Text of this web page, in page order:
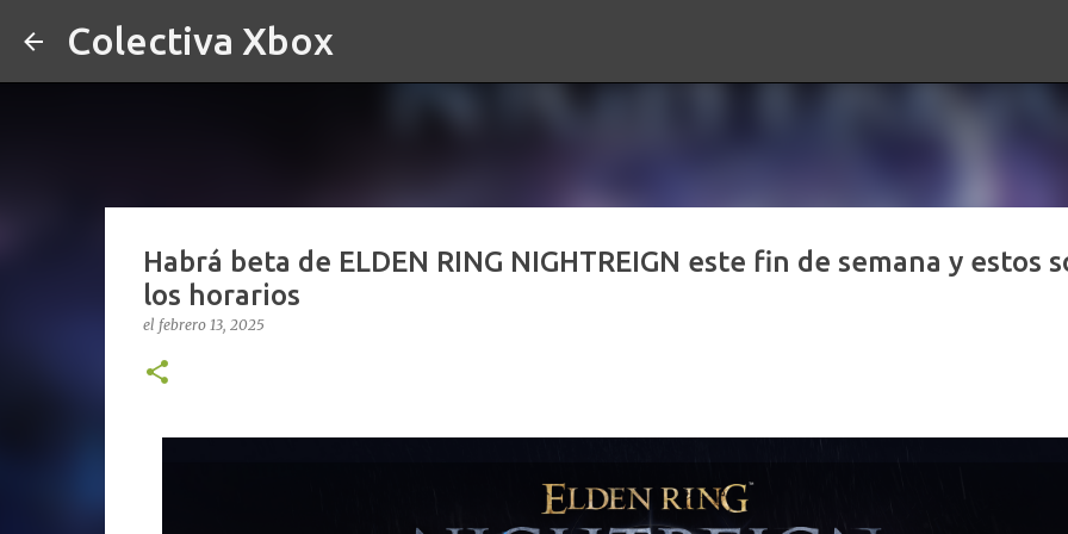
Colectiva Xbox
Habrá beta de ELDEN RING NIGHTREIGN este fin de semana y estos
los horarios
el febrero 13, 2025